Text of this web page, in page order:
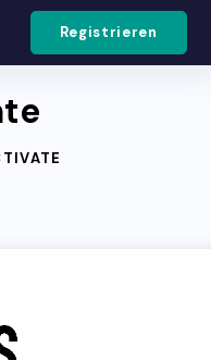
Registrieren